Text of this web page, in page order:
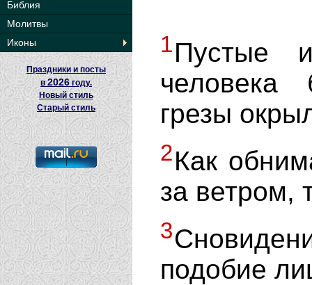
Библия
Молитвы
Иконы
Праздники и посты
в2026 году.
Новый стиль
Старый стиль
1Пустые
человека
грезы
2Как
за ветром,
3
подобие